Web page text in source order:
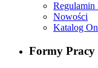
Nowości
Katalog
Formy Pracy